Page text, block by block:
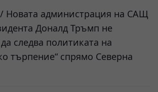
Новата администрация на САЩ
Доналд Тръмп не
следва политиката на
търпение“ спрямо Северна